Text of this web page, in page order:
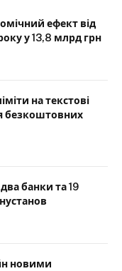
ефект від
року у 13,8 млрд грн
на текстові
безкоштовних
банки та 19
новими